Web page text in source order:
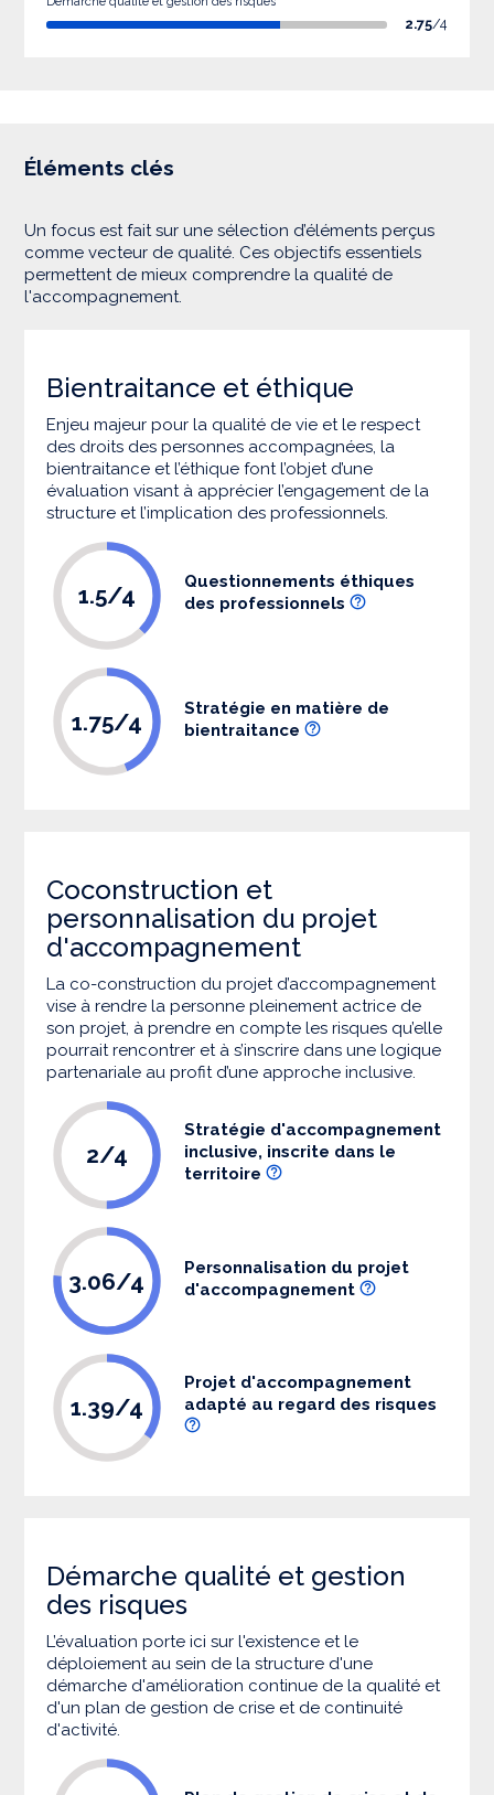
2.75/4
Éléments clés
Un focus est fait sur une sélection d’éléments perçus
comme vecteur de qualité. Ces objectifs essentiels
permettent de mieux comprendre la qualité de
l'accompagnement.
Bientraitance et éthique
Enjeu majeur pour la qualité de vie et le respect
des droits des personnes accompagnées, la
bientraitance et l’éthique font l’objet d’une
évaluation visant à apprécier l’engagement de la
structure et l’implication des professionnels.
1.5/4
Questionnements éthiques
des professionnels
1.75/4
Stratégie en matière de
bientraitance
Coconstruction et
personnalisation du projet
d'accompagnement
La co-construction du projet d’accompagnement
vise à rendre la personne pleinement actrice de
son projet, à prendre en compte les risques qu’elle
pourrait rencontrer et à s’inscrire dans une logique
partenariale au profit d’une approche inclusive.
2/4
Stratégie d'accompagnement
inclusive, inscrite dans le
territoire
3.06/4
Personnalisation du projet
d'accompagnement
1.39/4
Projet d'accompagnement
adapté au regard des risques
Démarche qualité et gestion
des risques
L’évaluation porte ici sur l'existence et le
déploiement au sein de la structure d'une
démarche d'amélioration continue de la qualité et
d'un plan de gestion de crise et de continuité
d'activité.